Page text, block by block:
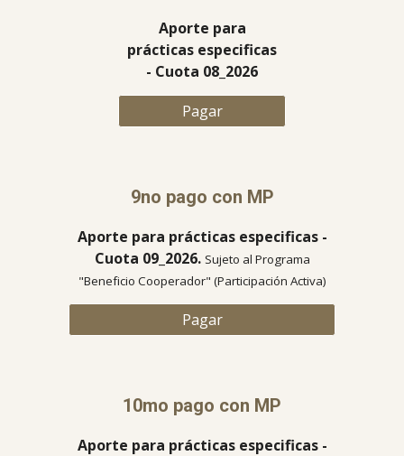
Aporte para
prácticas especificas
- Cuota 08 _2026
Pagar
9no pago con MP
Aporte para prácticas especificas -
Cuota 09_2026. Sujeto al Programa
"Beneficio Cooperador" (Participación Activa)
Pagar
10mo pago con MP
Aporte para prácticas especificas -